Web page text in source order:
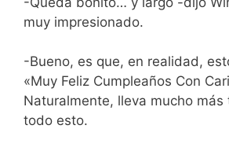
muy impresionado.
-Bueno, es que, en realidad,
«Muy Feliz Cumpleaños Con
Naturalmente, lleva mucho más
todo esto.